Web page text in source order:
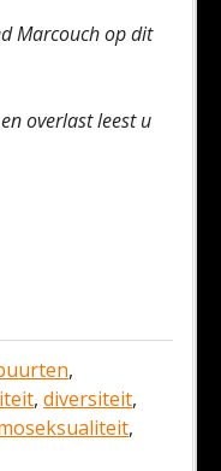
Marcouch op dit
overlast leest u
,
, diversiteit,
,